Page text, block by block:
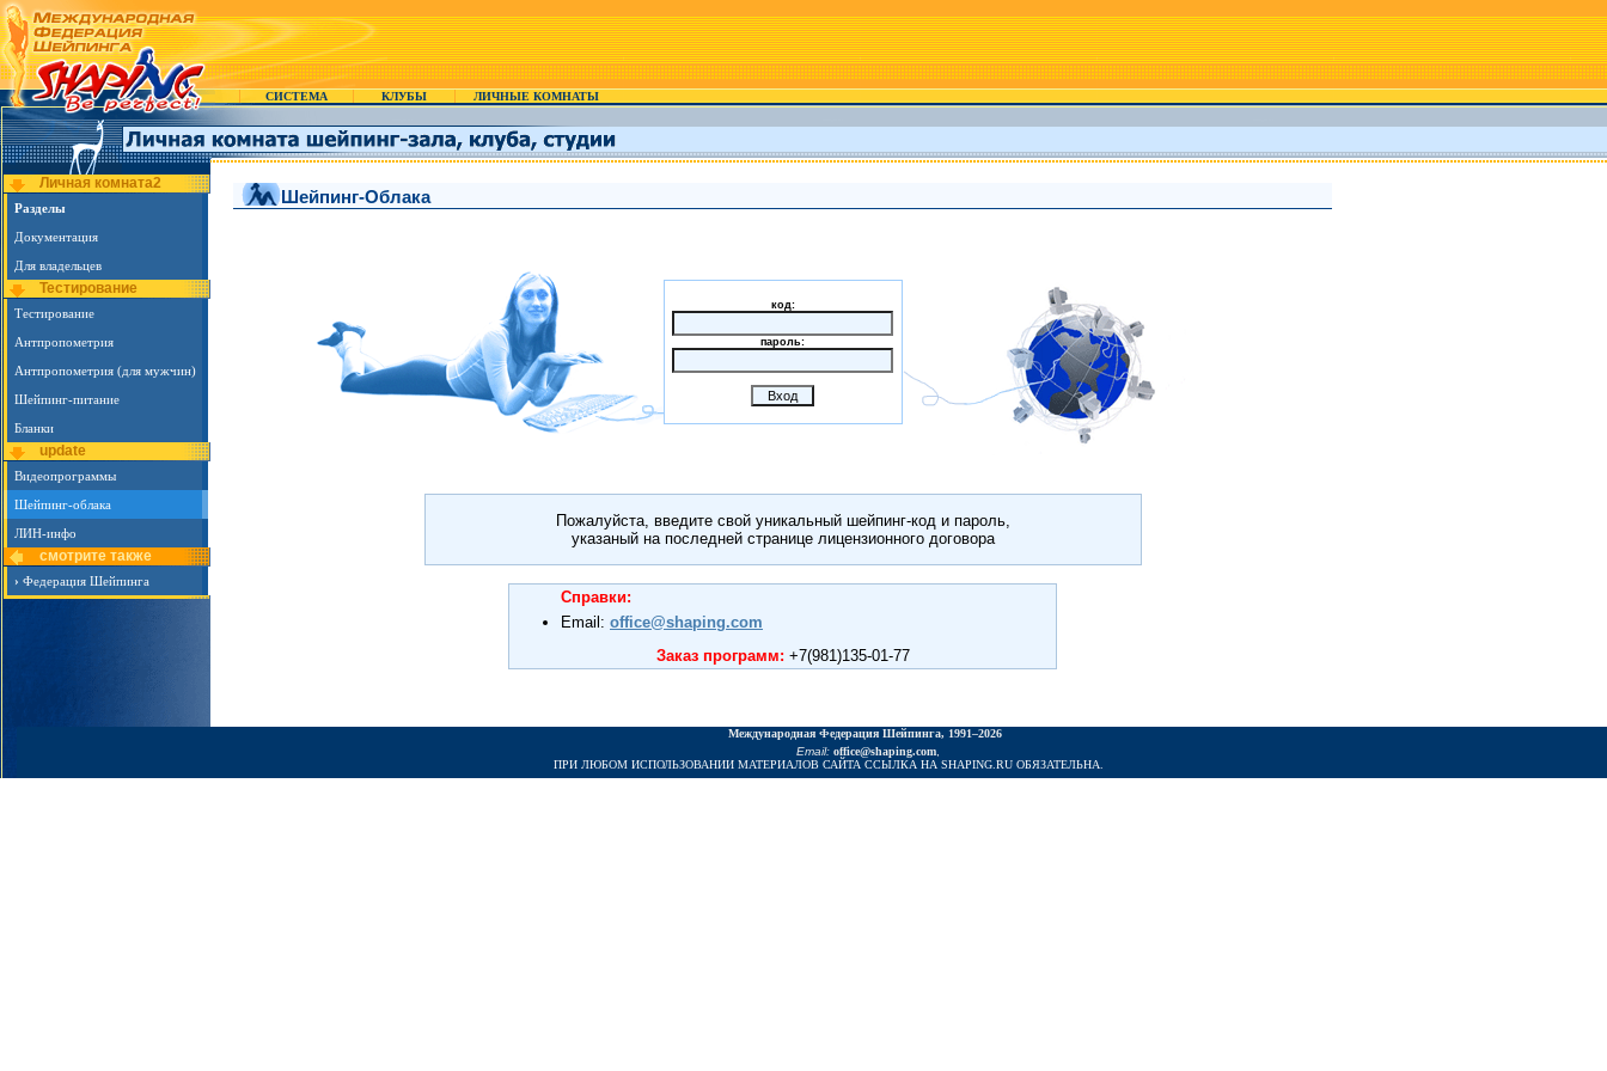
СИСТЕМА КЛУБЫ ЛИЧНЫЕ КОМНАТЫ
Личная комната2
Разделы
Документация
Для владельцев
Тестирование
Тестирование
Антпропометрия
Антпропометрия (для мужчин)
Шейпинг-питание
Бланки
update
Видеопрограммы
Шейпинг-облака
ЛИН-инфо
смотрите также
› Федерация Шейпинга
Шейпинг-Облака
код:
пароль:
Пожалуйста, введите свой уникальный шейпинг-код и пароль,
указаный на последней странице лицензионного договора
Справки:
Email: office@shaping.com
Заказ программ: +7(981)135-01-77
Междунаpодная Федеpация Шейпинга, 1991–2026
Email: office@shaping.com
ПРИ ЛЮБОМ ИСПОЛЬЗОВАНИИ МАТЕРИАЛОВ САЙТА ССЫЛКА НА SHAPING.RU ОБЯЗАТЕЛЬНА.